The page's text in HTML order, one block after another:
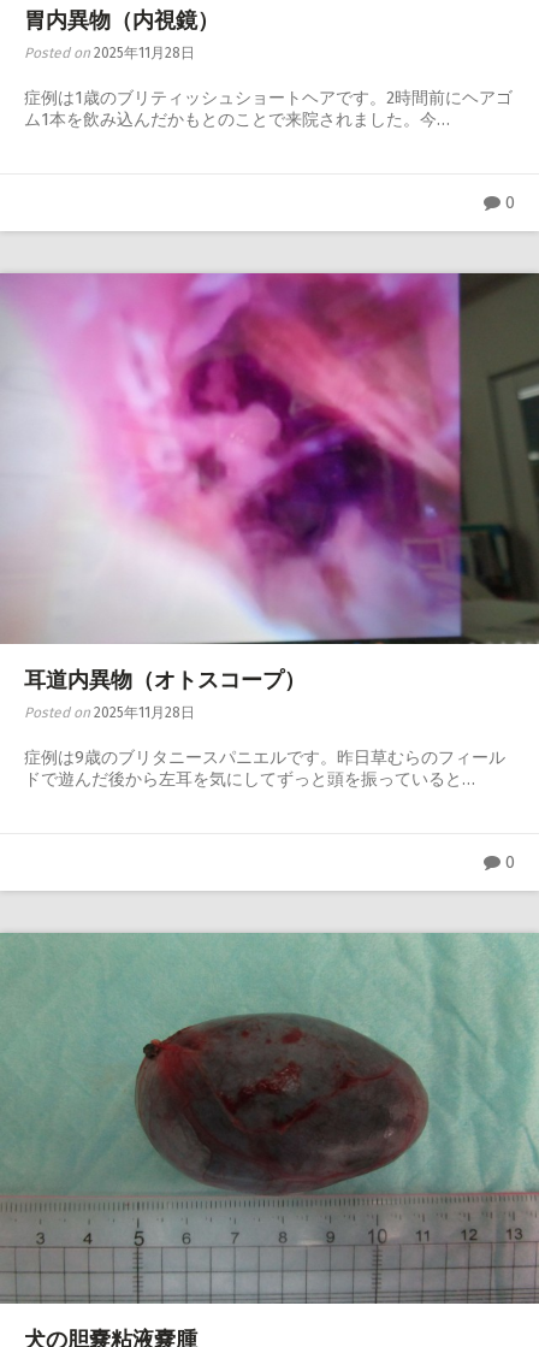
胃内異物（内視鏡）
Posted on 2025年11月28日
症例は1歳のブリティッシュショートヘアです。2時間前にヘアゴ
ム1本を飲み込んだかもとのことで来院されました。今…
0
耳道内異物（オトスコープ）
Posted on 2025年11月28日
症例は9歳のブリタニースパニエルです。昨日草むらのフィール
ドで遊んだ後から左耳を気にしてずっと頭を振っていると…
0
犬の胆嚢粘液嚢腫